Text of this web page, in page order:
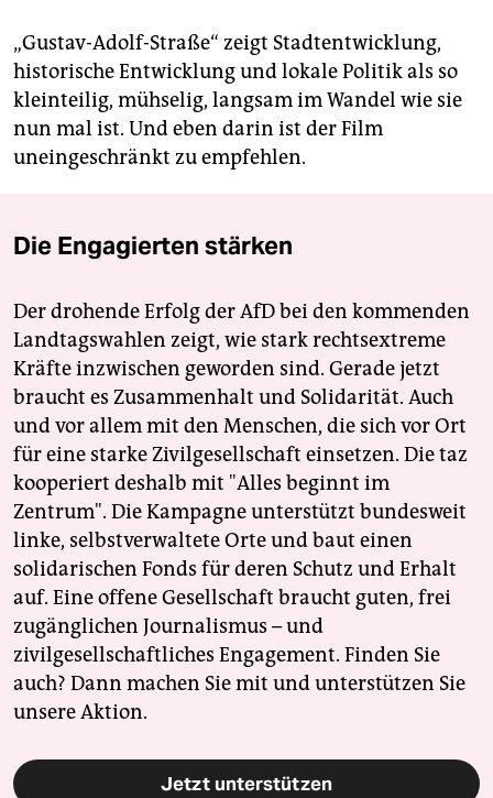
„Gustav-Adolf-Straße“ zeigt Stadtentwicklung,
historische Entwicklung und lokale Politik als so
kleinteilig, mühselig, langsam im Wandel wie sie
nun mal ist. Und eben darin ist der Film
uneingeschränkt zu empfehlen.
Die Engagierten stärken
Der drohende Erfolg der AfD bei den kommenden
Landtagswahlen zeigt, wie stark rechtsextreme
Kräfte inzwischen geworden sind. Gerade jetzt
braucht es Zusammenhalt und Solidarität. Auch
und vor allem mit den Menschen, die sich vor Ort
für eine starke Zivilgesellschaft einsetzen. Die taz
kooperiert deshalb mit "Alles beginnt im
Zentrum". Die Kampagne unterstützt bundesweit
linke, selbstverwaltete Orte und baut einen
solidarischen Fonds für deren Schutz und Erhalt
auf. Eine offene Gesellschaft braucht guten, frei
zugänglichen Journalismus – und
zivilgesellschaftliches Engagement. Finden Sie
auch? Dann machen Sie mit und unterstützen Sie
unsere Aktion.
Jetzt unterstützen